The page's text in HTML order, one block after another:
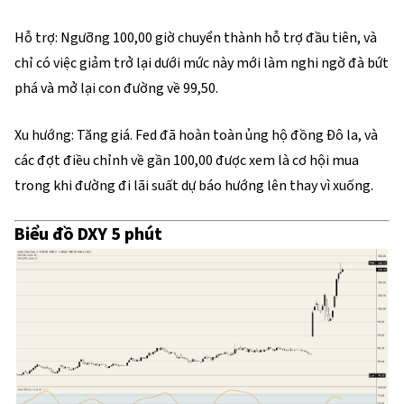
Hỗ trợ: Ngưỡng 100,00 giờ chuyển thành hỗ trợ đầu tiên, và
chỉ có việc giảm trở lại dưới mức này mới làm nghi ngờ đà bứt
phá và mở lại con đường về 99,50.
Xu hướng: Tăng giá. Fed đã hoàn toàn ủng hộ đồng Đô la, và
các đợt điều chỉnh về gần 100,00 được xem là cơ hội mua
trong khi đường đi lãi suất dự báo hướng lên thay vì xuống.
Biểu đồ DXY 5 phút